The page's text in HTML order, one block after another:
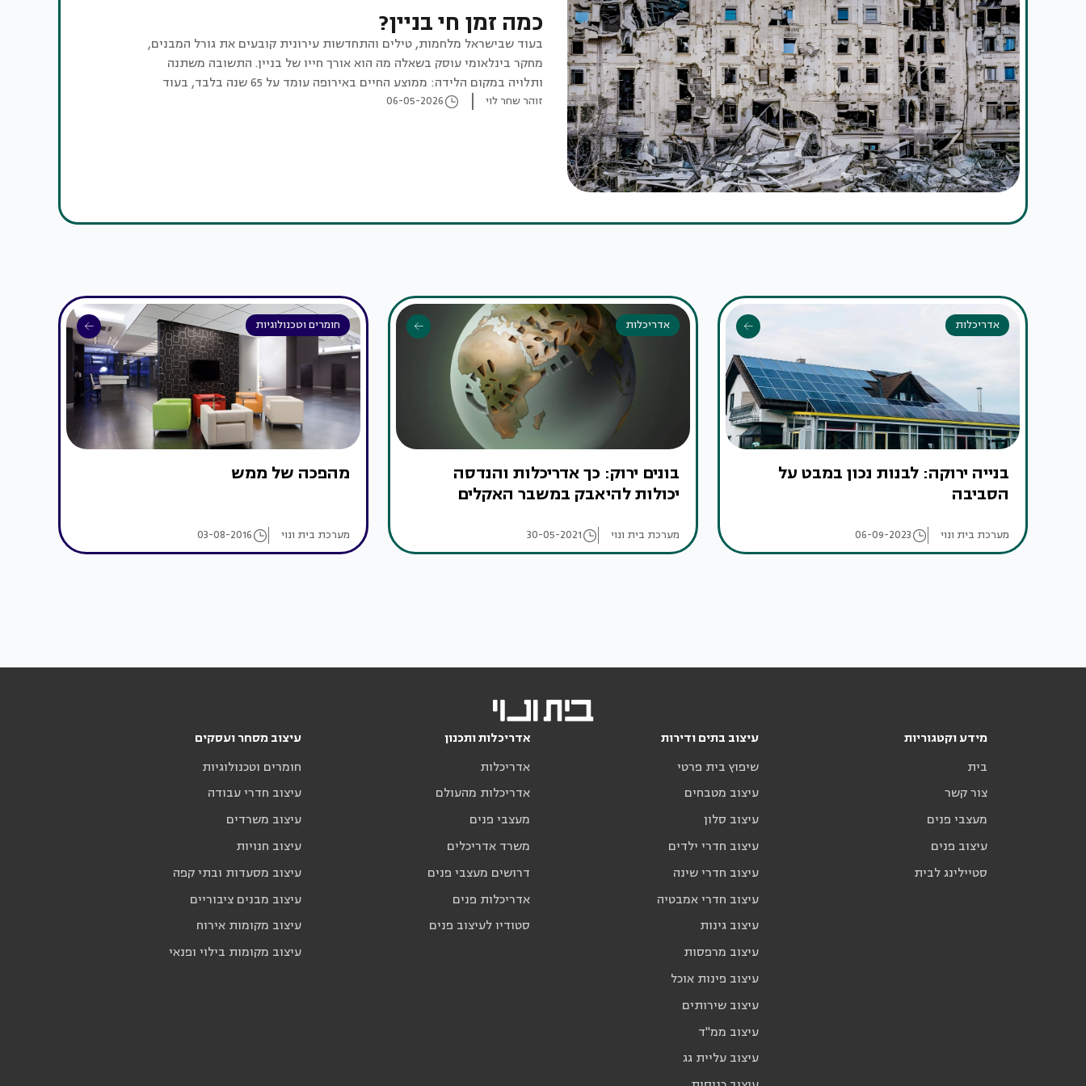
כמה זמן חי בניין?
בעוד שבישראל מלחמות, טילים והתחדשות עירונית קובעים את גורל המבנים,
מחקר בינלאומי עוסק בשאלה מה הוא אורך חייו של בניין. התשובה משתנה
ותלויה במקום הלידה: ממוצע החיים באירופה עומד על 65 שנה בלבד, בעוד
בארה"ב הוא עומד על 81 שנה. והמפתיע: הגיל של העיר כלל לא משפיע על
זוהר שחר לוי 06-05-2026
אדריכלות
בנייה ירוקה: לבנות נכון במבט על
הסביבה
מערכת בית ונוי 06-09-2023
אדריכלות
בונים ירוק: כך אדריכלות והנדסה
יכולות להיאבק במשבר האקלים
מערכת בית ונוי 30-05-2021
חומרים וטכנולוגיות
מהפכה של ממש
מערכת בית ונוי 03-08-2016
מידע וקטגוריות
בית
צור קשר
מעצבי פנים
עיצוב פנים
סטיילינג לבית
עיצוב בתים ודירות
שיפוץ בית פרטי
עיצוב מטבחים
עיצוב סלון
עיצוב חדרי ילדים
עיצוב חדרי שינה
עיצוב חדרי אמבטיה
עיצוב גינות
עיצוב מרפסות
עיצוב פינות אוכל
עיצוב שירותים
עיצוב ממ"ד
עיצוב עליית גג
אדריכלות ותכנון
אדריכלות
אדריכלות מהעולם
מעצבי פנים
משרד אדריכלים
דרושים מעצבי פנים
אדריכלות פנים
סטודיו לעיצוב פנים
עיצוב מסחר ועסקים
חומרים וטכנולוגיות
עיצוב חדרי עבודה
עיצוב משרדים
עיצוב חנויות
עיצוב מסעדות ובתי קפה
עיצוב מבנים ציבוריים
עיצוב מקומות אירוח
עיצוב מקומות בילוי ופנאי